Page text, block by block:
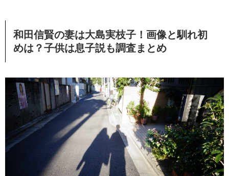
和田信賢の妻は大島実枝子！画像と馴れ初
めは？子供は息子説も調査まとめ